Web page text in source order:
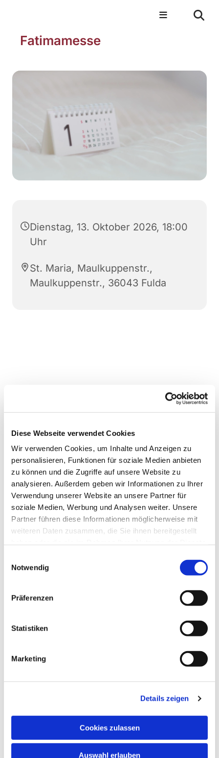
Diese Webseite verwendet Cookies
Wir verwenden Cookies, um Inhalte und Anzeigen zu
personalisieren, Funktionen für soziale Medien anbieten
zu können und die Zugriffe auf unsere Website zu
analysieren. Außerdem geben wir Informationen zu Ihrer
Verwendung unserer Website an unsere Partner für
soziale Medien, Werbung und Analysen weiter. Unsere
Partner führen diese Informationen möglicherweise mit
weiteren Daten zusammen, die Sie ihnen bereitgestellt
Notwendig
Präferenzen
Statistiken
Marketing
Details zeigen
Cookies zulassen
Auswahl erlauben
Fatimamesse
Dienstag, 13. Oktober 2026, 18:00
Uhr
St. Maria, Maulkuppenstr.,
Maulkuppenstr., 36043 Fulda
Dies könnte Sie auch
interessieren